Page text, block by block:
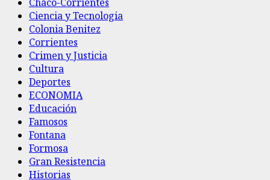
Chaco-Corrientes
Ciencia y Tecnologia
Colonia Benitez
Corrientes
Crimen y Justicia
Cultura
Deportes
ECONOMIA
Educación
Famosos
Fontana
Formosa
Gran Resistencia
Historias